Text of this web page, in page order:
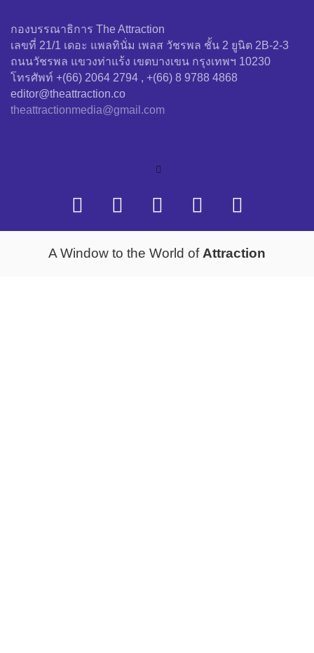
กองบรรณาธิการ The Attraction
เลขที่ 21/1 เดอะ แพลทินั่ม เพลส วัชรพล ชั้น 2 ยูนิต 2B-2-3
ถนนวัชรพล แขวงท่าแร้ง เขตบางเขน กรุงเทพฯ 10230
โทรศัพท์ +(66) 2064 2794 , +(66) 8 9788 4868
editor@theattraction.co
theattractionmedia@gmail.com
A Window to the World of Attraction